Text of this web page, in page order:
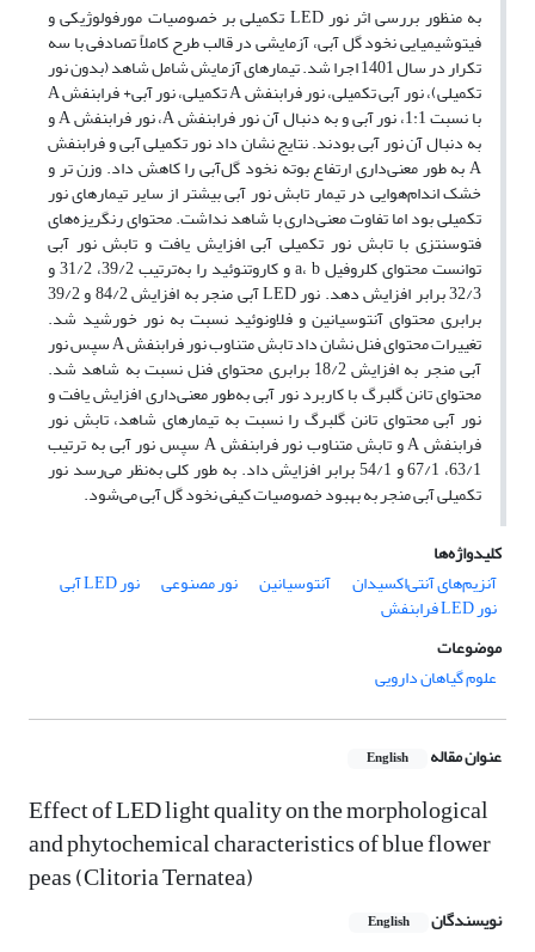
به منظور بررسی اثر نور LED تکمیلی بر خصوصیات مورفولوژیکی و
فیتوشیمیایی نخود گل آبی، آزمایشی در قالب طرح کاملاً تصادفی با سه
تکرار در سال 1401 اجرا شد. تیمارهای آزمایش شامل شاهد (بدون نور
تکمیلی)، نور آبی تکمیلی، نور فرابنفش A تکمیلی، نور آبی+ فرابنفش A
با نسبت 1:1، نور آبی و به دنبال آن نور فرابنفش A، نور فرابنفش A و
به دنبال آن نور آبی بودند. نتایج نشان داد نور تکمیلی آبی و فرابنفش
A به طور معنی‌داری ارتفاع بوته نخود گل‌آبی را کاهش داد. وزن تر و
خشک اندام‌هوایی در تیمار تابش نور آبی بیشتر از سایر تیمارهای نور
تکمیلی بود اما تفاوت معنی‌داری با شاهد نداشت. محتوای رنگریزه‌های
فتوسنتزی با تابش نور تکمیلی آبی افزایش یافت و تابش نور آبی
توانست محتوای کلروفیل a، b و کاروتنوئید را به‌ترتیب 39/2، 31/2 و
32/3 برابر افزایش دهد. نور LED آبی منجر به افزایش 84/2 و 39/2
برابری محتوای آنتوسیانین و فلاونوئید نسبت به نور خورشید شد.
تغییرات محتوای فنل نشان داد تابش متناوب نور فرابنفش A سپس نور
آبی منجر به افزایش 18/2 برابری محتوای فنل نسبت به شاهد شد.
محتوای تانن گلبرگ با کاربرد نور آبی به‌طور معنی‌داری افزایش یافت و
نور آبی محتوای تانن گلبرگ را نسبت به تیمارهای شاهد، تابش نور
فرابنفش A و تابش متناوب نور فرابنفش A سپس نور آبی به ترتیب
63/1، 67/1 و 54/1 برابر افزایش داد. به طور کلی به‌نظر می‌رسد نور
تکمیلی آبی منجر به بهبود خصوصیات کیفی نخود گل آبی می‌شود.
کلیدواژه‌ها
آنزیم‌های آنتی‌اکسیدان
آنتوسیانین نور مصنوعی نور LED آبی
نور LED فرابنفش
موضوعات
علوم گیاهان دارویی
عنوان مقاله English
Effect of LED light quality on the morphological
and phytochemical characteristics of blue flower
peas (Clitoria Ternatea)
نویسندگان English